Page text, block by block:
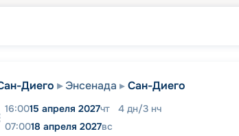
Диего Энсенада Сан-Диего
16:0015 апреля 2027чт 4 дн/3 нч
07:0018 апреля 2027вс